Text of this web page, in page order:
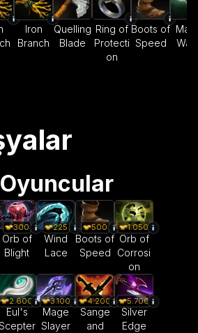
Iron
Branch
Quelling
Blade
Ring of
Protecti
on
Boots of
Speed
300
Orb of
Blight
225
Wind
Lace
500
Boots of
Speed
1.050
Orb of
Corrosi
on
2.600
Eul's
3.100
Mage
Slayer
4.200
Sange
and
5.700
Silver
Edge